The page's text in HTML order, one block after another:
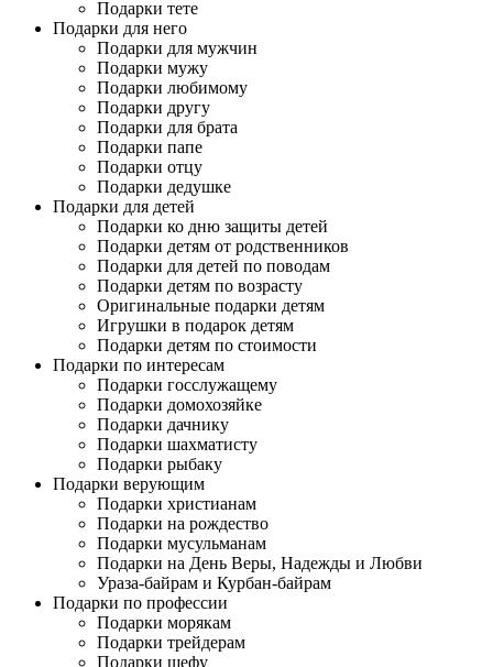
Подарки тете
Подарки для него
Подарки для мужчин
Подарки мужу
Подарки любимому
Подарки другу
Подарки для брата
Подарки папе
Подарки отцу
Подарки дедушке
Подарки для детей
Подарки ко дню защиты детей
Подарки детям от родственников
Подарки для детей по поводам
Подарки детям по возрасту
Оригинальные подарки детям
Игрушки в подарок детям
Подарки детям по стоимости
Подарки по интересам
Подарки госслужащему
Подарки домохозяйке
Подарки дачнику
Подарки шахматисту
Подарки рыбаку
Подарки верующим
Подарки христианам
Подарки на рождество
Подарки мусульманам
Подарки на День Веры, Надежды и Любви
Ураза-байрам и Курбан-байрам
Подарки по профессии
Подарки морякам
Подарки трейдерам
Подарки шефу